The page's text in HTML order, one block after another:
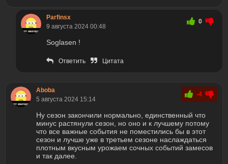
Parfinsx
9 августа 2024 00:48
0
Soglasen !
Ответить Цитата
Aboba
5 августа 2024 15:14
-4
Ну сезон закончили нормально, единственный что
минус растянули сезон, но оно и к лучшему потому
что все важные события не поместились бы в этот
сезон и лучше уже в третьем сезоне наслаждаться
плотным вкусным урожаем сочных событий замесов
и так далее.